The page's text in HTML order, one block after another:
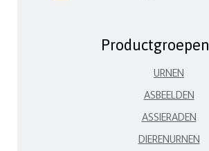
Productgroepen
URNEN
ASBEELDEN
ASSIERADEN
DIERENURNEN